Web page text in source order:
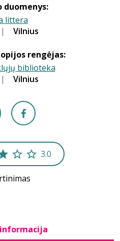
duomenys:
littera
| Vilnius
rengėjas:
biblioteka
| Vilnius
3.0